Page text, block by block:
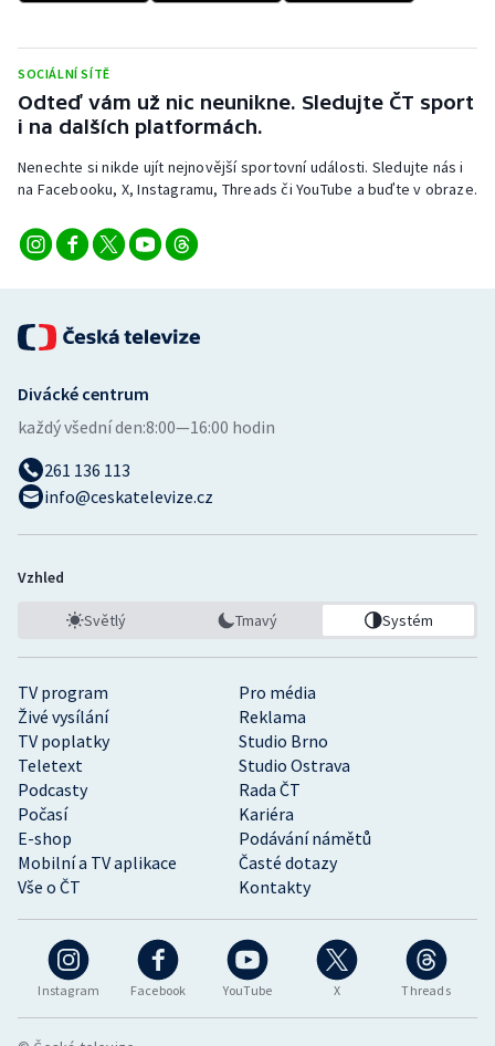
Stolní tenis
Triatlon
Veslování
Vodní slalom
Volejbal
Ostatní
SOCIÁLNÍ SÍTĚ
Odteď vám už nic neunikne. Sledujte ČT sport
i na dalších platformách.
Nenechte si nikde ujít nejnovější sportovní události. Sledujte nás i
na Facebooku, X, Instagramu, Threads či YouTube a buďte v obraze.
Instagram Facebook YouTube X Threads
TV program
Pro média
Živé vysílání
Reklama
TV poplatky
Studio Brno
Teletext
Studio Ostrava
Podcasty
Rada ČT
Počasí
Kariéra
E-shop
Podávání námětů
Mobilní a TV aplikace
Časté dotazy
Vše o ČT
Kontakty
Divácké centrum
každý všední den:8:00—16:00 hodin
261 136 113
info@ceskatelevize.cz
Vzhled
Světlý Tmavý Systém